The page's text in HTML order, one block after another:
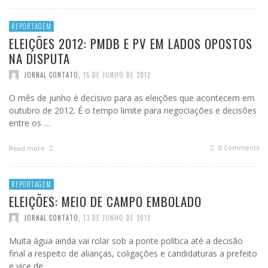
REPORTAGEM
ELEIÇÕES 2012: PMDB E PV EM LADOS OPOSTOS
NA DISPUTA
JORNAL CONTATO 15 DE JUNHO DE 2012
O mês de junho é decisivo para as eleições que acontecem em
outubro de 2012. É o tempo limite para negociações e decisões
entre os …
Read more 0 Comments
REPORTAGEM
ELEIÇÕES: MEIO DE CAMPO EMBOLADO
JORNAL CONTATO 13 DE JUNHO DE 2012
Muita água ainda vai rolar sob a ponte política até a decisão
final a respeito de alianças, coligações e candidaturas a prefeito